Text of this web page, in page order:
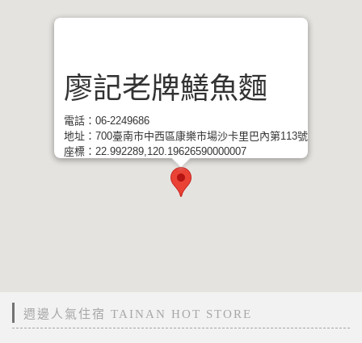
廖記老牌鱔魚麵
電話：06-2249686
地址：700臺南市中西區康樂市場沙卡里巴內第113號
座標：22.992289,120.19626590000007
週邊人氣住宿 TAINAN HOT STORE